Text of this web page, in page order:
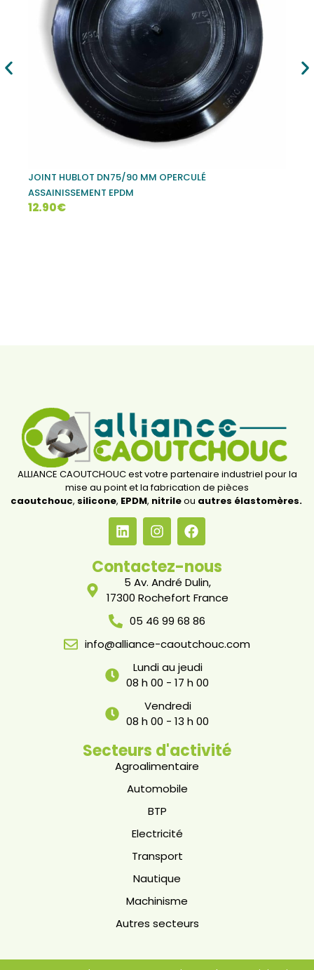
JOINT HUBLOT DN75/90 MM OPERCULÉ
ASSAINISSEMENT EPDM
12.90€
ALLIANCE CAOUTCHOUC est votre partenaire industriel pour la
mise au point et la fabrication de pièces
caoutchouc, silicone, EPDM, nitrileou autres élastomères.
Contactez-nous
5 Av. André Dulin,
17300 Rochefort France
05 46 99 68 86
info@alliance-caoutchouc.com
Lundi au jeudi
08 h 00 - 17 h 00
Vendredi
08 h 00 - 13 h 00
Secteurs d'activité
Agroalimentaire
Automobile
BTP
Electricité
Transport
Nautique
Machinisme
Autres secteurs